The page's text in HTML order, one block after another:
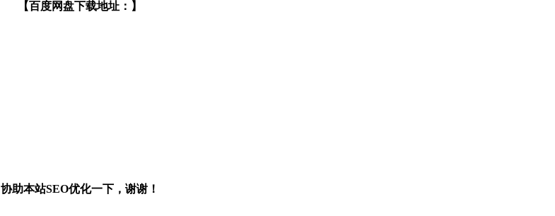
【百度网盘下载地址：】
协助本站SEO优化一下，谢谢！